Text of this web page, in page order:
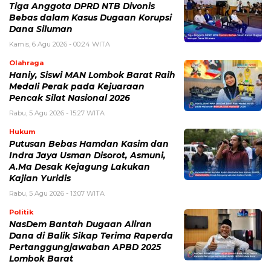
Tiga Anggota DPRD NTB Divonis
Bebas dalam Kasus Dugaan Korupsi
Dana Siluman
Kamis, 6 Agu 2026 - 00:24 WITA
Olahraga
Haniy, Siswi MAN Lombok Barat Raih
Medali Perak pada Kejuaraan
Pencak Silat Nasional 2026
Rabu, 5 Agu 2026 - 15:27 WITA
Hukum
Putusan Bebas Hamdan Kasim dan
Indra Jaya Usman Disorot, Asmuni,
A.Ma Desak Kejagung Lakukan
Kajian Yuridis
Rabu, 5 Agu 2026 - 13:07 WITA
Politik
NasDem Bantah Dugaan Aliran
Dana di Balik Sikap Terima Raperda
Pertanggungjawaban APBD 2025
Lombok Barat